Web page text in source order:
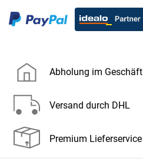
Abholung im Geschäft
Versand durch DHL
Premium Lieferservice